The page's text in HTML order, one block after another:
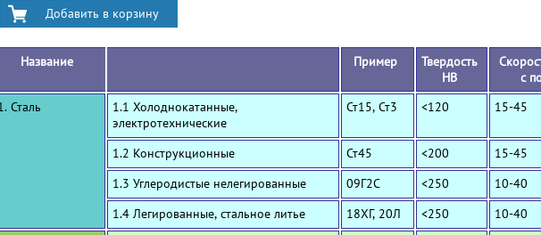
Название Пример
Твердость
HB
с
Сталь
1.1 Холоднокатанные,
электротехнические
Ст15, Ст3 <120 15-45
1.2 Конструкционные Ст45 <200 15-45
1.3 Углеродистые нелегированные
09Г2С <250 10-40
1.4 Легированные, стальное литье
18ХГ, 20Л <250 10-40